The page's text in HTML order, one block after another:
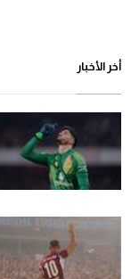
أخر الأخبار